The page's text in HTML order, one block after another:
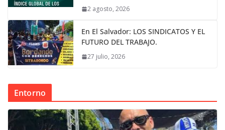
2 agosto, 2026
En El Salvador: LOS SINDICATOS Y EL
FUTURO DEL TRABAJO.
27 julio, 2026
Entorno